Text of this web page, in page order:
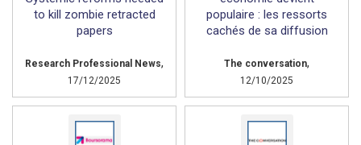
to kill zombie retracted
papers
Research Professional News,
17/12/2025
populaire : les ressorts
cachés de sa diffusion
The conversation,
12/10/2025